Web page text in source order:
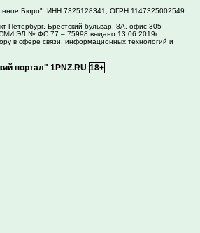
Бюро". ИНН 7325128341, ОГРН 1147325002549
Петербург, Брестский бульвар, 8А, офис 305
СМИ ЭЛ № ФС 77 – 75998 выдано 13.06.2019г.
в сфере связи, информационных технологий и
портал" 1PNZ.RU 18+